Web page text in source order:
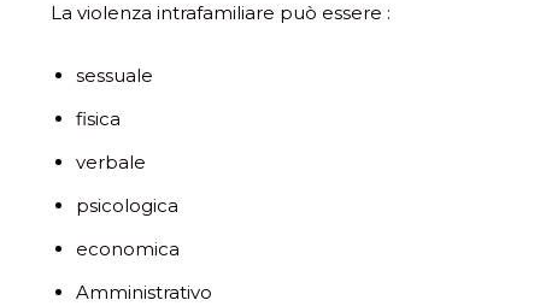
La violenza intrafamiliare può essere :
sessuale
fisica
verbale
psicologica
economica
Amministrativo